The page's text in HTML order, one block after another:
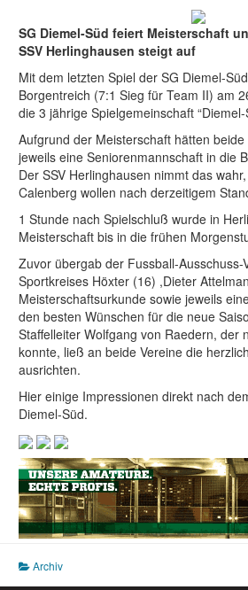
SG Diemel-Süd feiert Meisterschaft
SSV Herlinghausen steigt auf
Mit dem letzten Spiel der SG Diemel-
Borgentreich (7:1 Sieg für Team II) am
die 3 jährige Spielgemeinschaft “Diemel-
Aufgrund der Meisterschaft hätten
jeweils eine Seniorenmannschaft in die
Der SSV Herlinghausen nimmt das
Calenberg wollen nach derzeitigem
1 Stunde nach Spielschluß wurde in
Meisterschaft bis in die frühen
Zuvor übergab der Fussball-Ausschuss-
Sportkreises Höxter (16) ,Dieter
Meisterschaftsurkunde sowie jeweils
den besten Wünschen für die neue
Staffelleiter Wolfgang von Raedern, der
konnte, ließ an beide Vereine die
ausrichten.
Hier einige Impressionen direkt nach
Diemel-Süd.
Archiv